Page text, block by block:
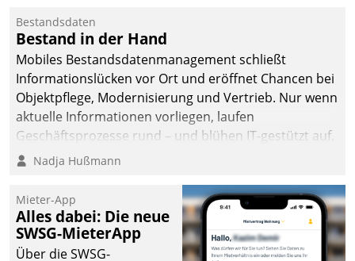
Bestandsdaten
Bestand in der Hand
Mobiles Bestandsdatenmanagement schließt
Informationslücken vor Ort und eröffnet Chancen bei
Objektpflege, Modernisierung und Vertrieb. Nur wenn
aktuelle Informationen vorliegen, laufen
Geschäftsprozesse rund – und blühen IT-gestützt auf.
Nadja Hußmann
Mieter-App
Alles dabei: Die neue
SWSG-MieterApp
Über die SWSG-